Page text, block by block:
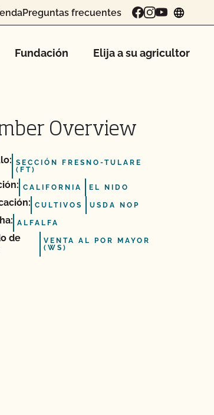
Preguntas frecuentes
Fundación Elija a su agricultor
Overview
SECCIÓN FRESNO-TULARE
(FT)
CALIFORNIA EL NIDO
CULTIVOS USDA NOP
ALFALFA
de
VENTA AL POR MAYOR
(WS)